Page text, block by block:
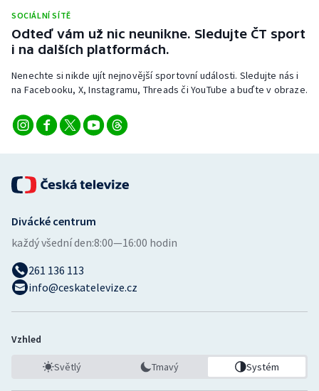
SOCIÁLNÍ SÍTĚ
Odteď vám už nic neunikne. Sledujte ČT sport
i na dalších platformách.
Nenechte si nikde ujít nejnovější sportovní události. Sledujte nás i
na Facebooku, X, Instagramu, Threads či YouTube a buďte v obraze.
Divácké centrum
každý všední den:8:00—16:00 hodin
261 136 113
info@ceskatelevize.cz
Vzhled
Světlý Tmavý Systém